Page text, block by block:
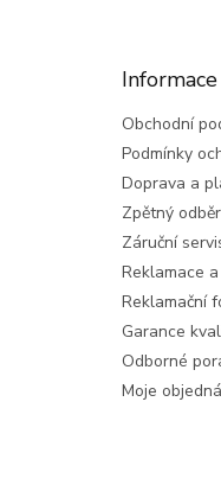
Obchodní
Podmínky
Doprava a
Zpětný
Záruční
Reklamace
Reklamační
Garance
Odborné
Moje